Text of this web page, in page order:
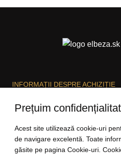
INFORMAȚII DESPRE ACHIZIȚIE
Prețuim
Acest site utilizează cookie-uri
de navigare excelentă. Toate
găsite pe pagina Cookie-uri.